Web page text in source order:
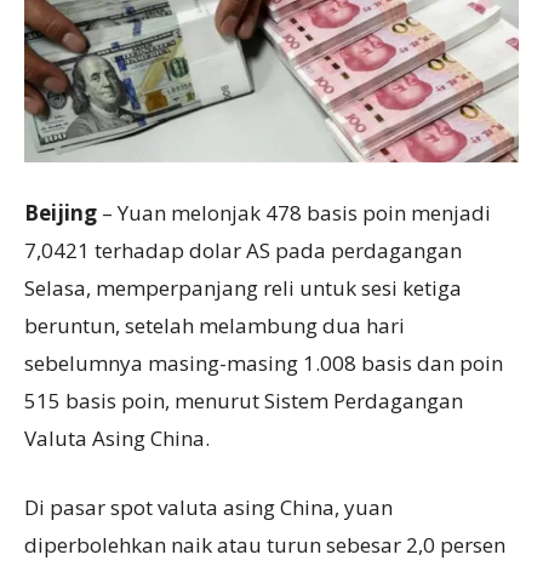
Beijing – Yuan melonjak 478 basis poin menjadi
7,0421 terhadap dolar AS pada perdagangan
Selasa, memperpanjang reli untuk sesi ketiga
beruntun, setelah melambung dua hari
sebelumnya masing-masing 1.008 basis dan poin
515 basis poin, menurut Sistem Perdagangan
Valuta Asing China.
Di pasar spot valuta asing China, yuan
diperbolehkan naik atau turun sebesar 2,0 persen